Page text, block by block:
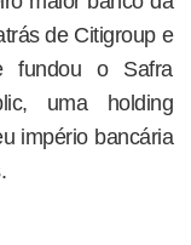
de Citigroup e
fundou o Safra
uma holding
império bancária